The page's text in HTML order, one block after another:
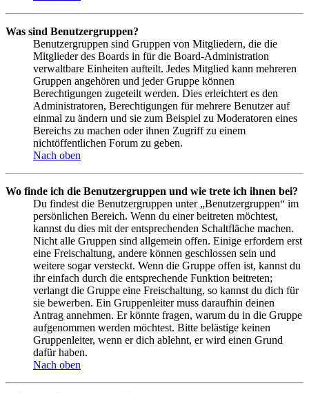
Was sind Benutzergruppen?
Benutzergruppen sind Gruppen von Mitgliedern, die die
Mitglieder des Boards in für die Board-Administration
verwaltbare Einheiten aufteilt. Jedes Mitglied kann mehreren
Gruppen angehören und jeder Gruppe können
Berechtigungen zugeteilt werden. Dies erleichtert es den
Administratoren, Berechtigungen für mehrere Benutzer auf
einmal zu ändern und sie zum Beispiel zu Moderatoren eines
Bereichs zu machen oder ihnen Zugriff zu einem
nichtöffentlichen Forum zu geben.
Nach oben
Wo finde ich die Benutzergruppen und wie trete ich ihnen bei?
Du findest die Benutzergruppen unter „Benutzergruppen“ im
persönlichen Bereich. Wenn du einer beitreten möchtest,
kannst du dies mit der entsprechenden Schaltfläche machen.
Nicht alle Gruppen sind allgemein offen. Einige erfordern erst
eine Freischaltung, andere können geschlossen sein und
weitere sogar versteckt. Wenn die Gruppe offen ist, kannst du
ihr einfach durch die entsprechende Funktion beitreten;
verlangt die Gruppe eine Freischaltung, so kannst du dich für
sie bewerben. Ein Gruppenleiter muss daraufhin deinen
Antrag annehmen. Er könnte fragen, warum du in die Gruppe
aufgenommen werden möchtest. Bitte belästige keinen
Gruppenleiter, wenn er dich ablehnt, er wird einen Grund
dafür haben.
Nach oben